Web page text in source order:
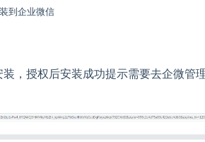
到企业微信
，授权后安装成功提示需要去企微管